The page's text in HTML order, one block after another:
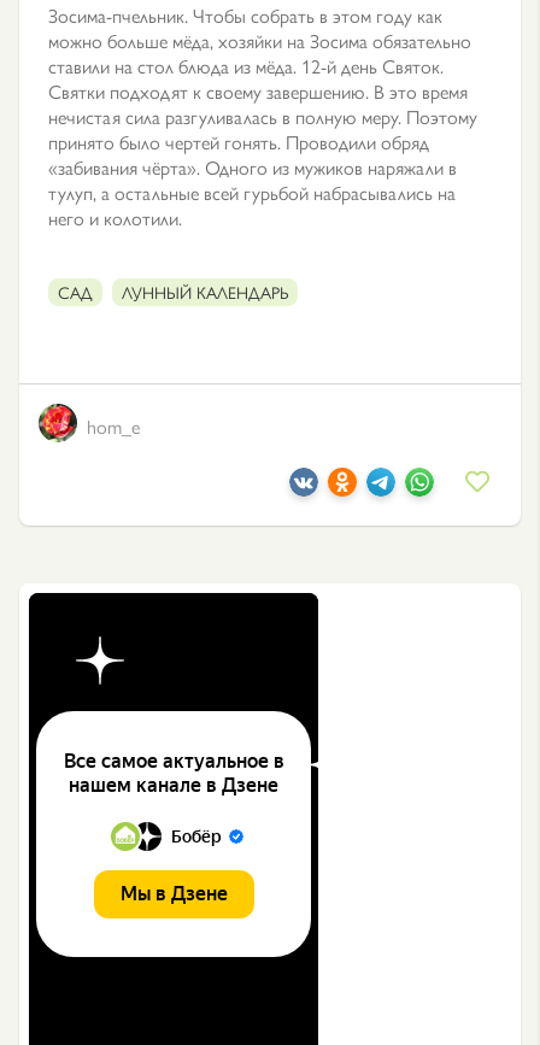
Зосима-пчельник. Чтобы собрать в этом году как
можно больше мёда, хозяйки на Зосима обязательно
ставили на стол блюда из мёда. 12-й день Святок.
Святки подходят к своему завершению. В это время
нечистая сила разгуливалась в полную меру. Поэтому
принято было чертей гонять. Проводили обряд
«забивания чёрта». Одного из мужиков наряжали в
тулуп, а остальные всей гурьбой набрасывались на
него и колотили.
САД ЛУННЫЙ КАЛЕНДАРЬ
hom_e